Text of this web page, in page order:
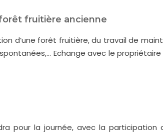
fruitière ancienne
d’une forêt fruitière, du travail de
Echange avec le
pour la journée, avec la participation